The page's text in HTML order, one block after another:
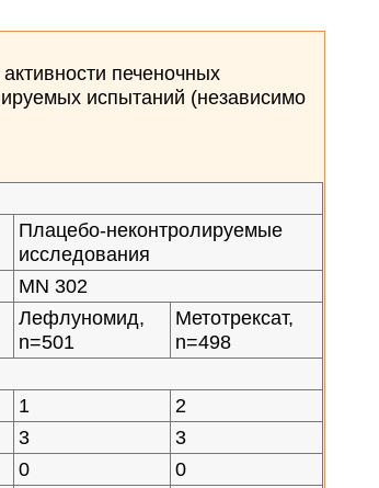
печеночных
испытаний (независимо
Плацебо-неконтролируемые
исследования
MN 302
Лефлуномид,
n=501
Метотрексат,
n=498
1
2
3
3
0
0